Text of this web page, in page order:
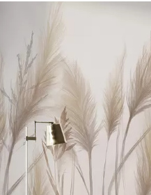
Štandard
45.00 27
Premium
56.6734.00€ /m²
Prémiový vinyl